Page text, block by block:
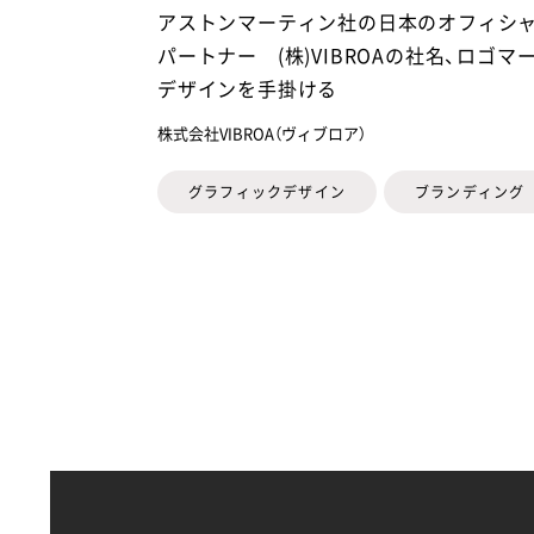
アストンマーティン社の日本のオフィシ
パートナー (株)VIBROAの社名、ロゴマ
デザインを手掛ける
株式会社VIBROA（ヴィブロア）
グラフィックデザイン ブランディング